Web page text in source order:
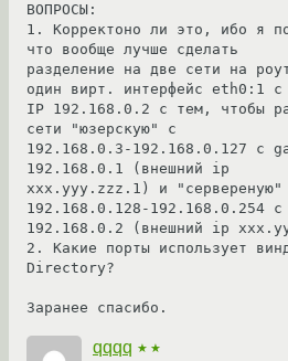
ВОПРОСЫ:
1. Корректоно ли это, ибо я
что вообще лучше сделать
разделение на две сети на
один вирт. интерфейс eth0:1 с
IP 192.168.0.2 с тем, чтобы
сети "юзерскую" с
192.168.0.3-192.168.0.127 с
192.168.0.1 (внешний ip
xxx.yyy.zzz.1) и "сервереную"
192.168.0.128-192.168.0.254 с
192.168.0.2 (внешний ip
2. Какие порты использует
Directory?
Заранее спасибо.
qqqq ★★